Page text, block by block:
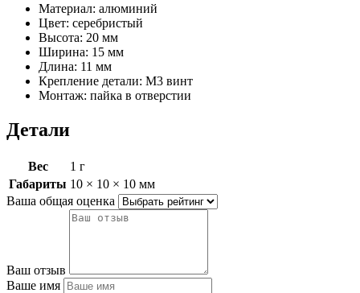
Материал: алюминий
Цвет: серебристый
Высота: 20 мм
Ширина: 15 мм
Длина: 11 мм
Крепление детали: М3 винт
Монтаж: пайка в отверстии
Детали
Вес
1 г
Габариты 10 × 10 × 10 мм
Ваша общая оценка
Ваш отзыв
Ваше имя